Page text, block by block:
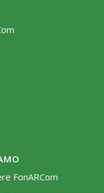
FonARCom